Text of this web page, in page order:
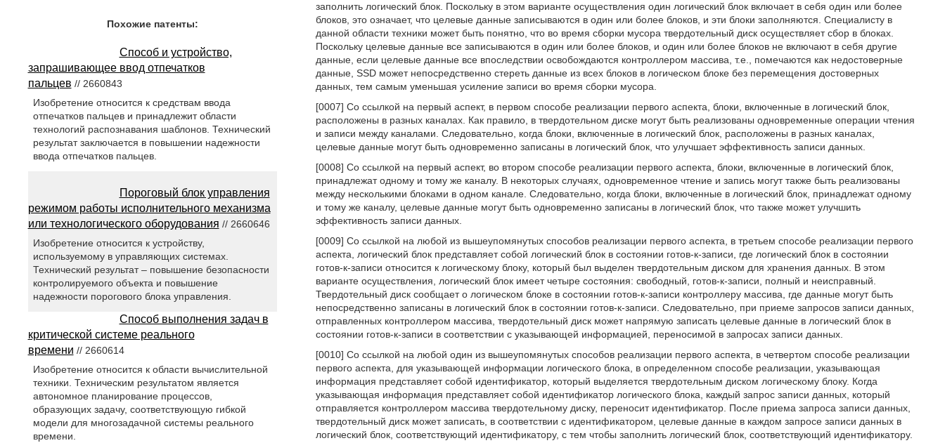
заполнить логический блок. Поскольку в этом варианте осуществления один логический блок включает в себя один или более
блоков, это означает, что целевые данные записываются в один или более блоков, и эти блоки заполняются. Специалисту в
данной области техники может быть понятно, что во время сборки мусора твердотельный диск осуществляет сбор в блоках.
Поскольку целевые данные все записываются в один или более блоков, и один или более блоков не включают в себя другие
данные, если целевые данные все впоследствии освобождаются контроллером массива, т.е., помечаются как недостоверные
данные, SSD может непосредственно стереть данные из всех блоков в логическом блоке без перемещения достоверных
данных, тем самым уменьшая усиление записи во время сборки мусора.
[0007] Со ссылкой на первый аспект, в первом способе реализации первого аспекта, блоки, включенные в логический блок,
расположены в разных каналах. Как правило, в твердотельном диске могут быть реализованы одновременные операции чтения
и записи между каналами. Следовательно, когда блоки, включенные в логический блок, расположены в разных каналах,
целевые данные могут быть одновременно записаны в логический блок, что улучшает эффективность записи данных.
[0008] Со ссылкой на первый аспект, во втором способе реализации первого аспекта, блоки, включенные в логический блок,
принадлежат одному и тому же каналу. В некоторых случаях, одновременное чтение и запись могут также быть реализованы
между несколькими блоками в одном канале. Следовательно, когда блоки, включенные в логический блок, принадлежат одному
и тому же каналу, целевые данные могут быть одновременно записаны в логический блок, что также может улучшить
эффективность записи данных.
[0009] Со ссылкой на любой из вышеупомянутых способов реализации первого аспекта, в третьем способе реализации первого
аспекта, логический блок представляет собой логический блок в состоянии готов-к-записи, где логический блок в состоянии
готов-к-записи относится к логическому блоку, который был выделен твердотельным диском для хранения данных. В этом
варианте осуществления, логический блок имеет четыре состояния: свободный, готов-к-записи, полный и неисправный.
Твердотельный диск сообщает о логическом блоке в состоянии готов-к-записи контроллеру массива, где данные могут быть
непосредственно записаны в логический блок в состоянии готов-к-записи. Следовательно, при приеме запросов записи данных,
отправленных контроллером массива, твердотельный диск может напрямую записать целевые данные в логический блок в
состоянии готов-к-записи в соответствии с указывающей информацией, переносимой в запросах записи данных.
[0010] Со ссылкой на любой один из вышеупомянутых способов реализации первого аспекта, в четвертом способе реализации
первого аспекта, для указывающей информации логического блока, в определенном способе реализации, указывающая
информация представляет собой идентификатор, который выделяется твердотельным диском логическому блоку. Когда
указывающая информация представляет собой идентификатор логического блока, каждый запрос записи данных, который
отправляется контроллером массива твердотельному диску, переносит идентификатор. После приема запроса записи данных,
твердотельный диск может записать, в соответствии с идентификатором, целевые данные в каждом запросе записи данных в
логический блок, соответствующий идентификатору, с тем чтобы заполнить логический блок, соответствующий идентификатору.
Похожие патенты:
Способ и устройство,
запрашивающее ввод отпечатков
пальцев // 2660843
Изобретение относится к средствам ввода
отпечатков пальцев и принадлежит области
технологий распознавания шаблонов. Технический
результат заключается в повышении надежности
ввода отпечатков пальцев.
Пороговый блок управления
режимом работы исполнительного механизма
или технологического оборудования // 2660646
Изобретение относится к устройству,
используемому в управляющих системах.
Технический результат – повышение безопасности
контролируемого объекта и повышение
надежности порогового блока управления.
Способ выполнения задач в
критической системе реального
времени // 2660614
Изобретение относится к области вычислительной
техники. Техническим результатом является
автономное планирование процессов,
образующих задачу, соответствующую гибкой
модели для многозадачной системы реального
времени.